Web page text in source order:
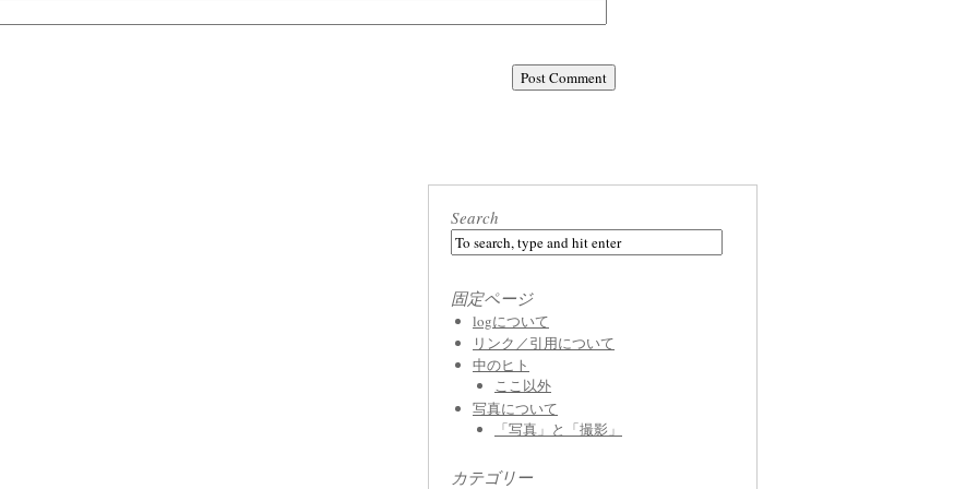
Search
固定ページ
logについて
リンク／引用について
中のヒト
ここ以外
写真について
「写真」と「撮影」
カテゴリー